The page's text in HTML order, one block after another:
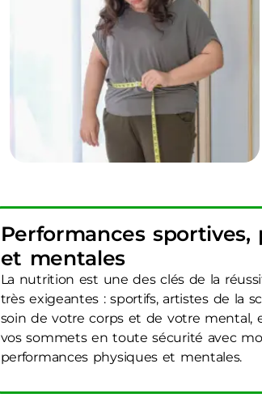
Performances
et mentales
La nutrition est une des clés de la
très exigeantes : sportifs, artistes de la
soin de votre corps et de votre
vos sommets en toute sécurité avec
performances physiques et mentales.